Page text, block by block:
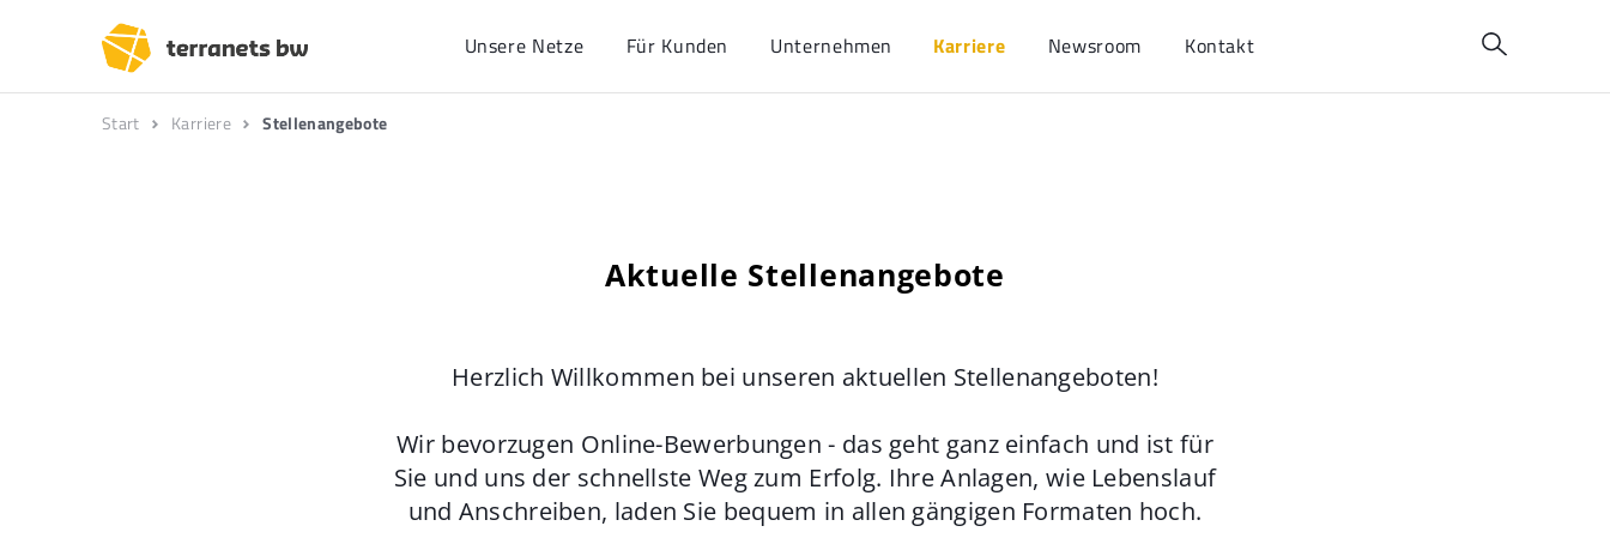
Unsere Netze Für Kunden Unternehmen Karriere Newsroom Kontakt
Start Karriere Stellenangebote
Aktuelle Stellenangebote
Herzlich Willkommen bei unseren aktuellen Stellenangeboten!
Wir bevorzugen Online-Bewerbungen - das geht ganz einfach und ist für
Sie und uns der schnellste Weg zum Erfolg. Ihre Anlagen, wie Lebenslauf
und Anschreiben, laden Sie bequem in allen gängigen Formaten hoch.